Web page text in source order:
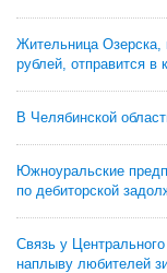
Жительница Озерска,
рублей, отправится в
В Челябинской
Южноуральские
по дебиторской
Связь у
наплыву любителей